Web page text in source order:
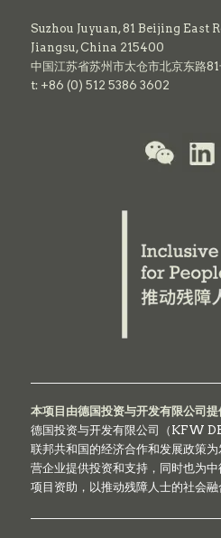
Suzhou Juyuan, 81 Beijing East
Jiangsu, China 215400
中国江苏省苏州市太仓市北京东路
t: +86 (0) 512 5386 3602
本项目由德国投资与开发有限公司提
德国投资与开发有限公司（KFW
联邦共和国的经济合作和发展政策
营企业提供投资和支持，同时也为
项目资助，以推动残障人士的社会融